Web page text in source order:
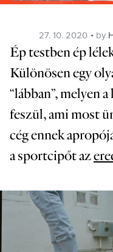
Posted
on
27. 10. 2020 by
Ép testben ép
Különösen egy
“lábban”, melyen
feszül, ami most
cég ennek
a sportcipőt az